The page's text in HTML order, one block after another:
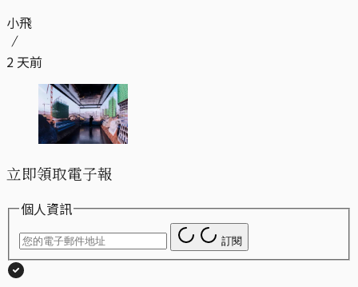
小飛
2 天前
立即領取電子報
個人資訊
訂閱